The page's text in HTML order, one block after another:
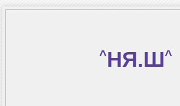
^НЯ.Ш^